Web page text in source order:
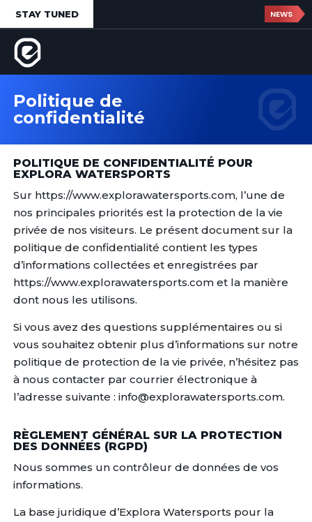
STAY TUNED NEWS
Politique de
confidentialité
POLITIQUE DE CONFIDENTIALITÉ POUR
EXPLORA WATERSPORTS
Sur https://www.explorawatersports.com, l’une de
nos principales priorités est la protection de la vie
privée de nos visiteurs. Le présent document sur la
politique de confidentialité contient les types
d’informations collectées et enregistrées par
https://www.explorawatersports.com et la manière
dont nous les utilisons.
Si vous avez des questions supplémentaires ou si
vous souhaitez obtenir plus d’informations sur notre
politique de protection de la vie privée, n’hésitez pas
à nous contacter par courrier électronique à
l’adresse suivante : info@explorawatersports.com.
RÈGLEMENT GÉNÉRAL SUR LA PROTECTION
DES DONNÉES (RGPD)
Nous sommes un contrôleur de données de vos
informations.
La base juridique d’Explora Watersports pour la